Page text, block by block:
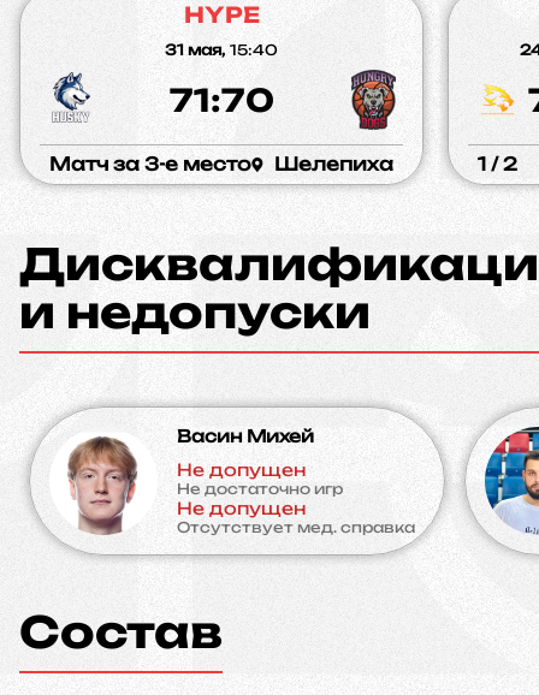
HYPE
31 мая, 15:40
71:70
Матч за 3-е место Шелепиха 1 / 2
и недопуски
Васин Михей
Не допущен
Не достаточно игр
Не допущен
Отсутствует мед. справка
Состав